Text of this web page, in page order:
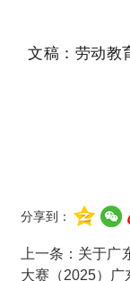
文稿：劳动教
分享到：
上一条： 关于广
大赛（2025）广